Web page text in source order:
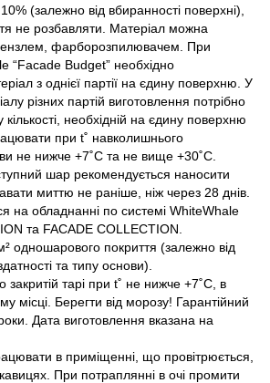
(залежно від вбиранності поверхні),
не розбавляти. Матеріал можна
фарборозпилювачем. При
“Facade Budget” необхідно
з однієї партії на єдину поверхню. У
різних партій виготовлення потрібно
необхідній на єдину поверхню
при t˚ навколишнього
не нижче +7˚С та не вище +30˚С.
шар рекомендується наносити
миттю не раніше, ніж через 28 днів.
на обладнанні по системі WhiteWhale
та FACADE COLLECTION.
одношарового покриття (залежно від
та типу основи).
закритій тарі при t˚ не нижче +7˚С, в
місці. Берегти від морозу! Гарантійний
Дата виготовлення вказана на
в приміщенні, що провітрюється,
При потраплянні в очі промити